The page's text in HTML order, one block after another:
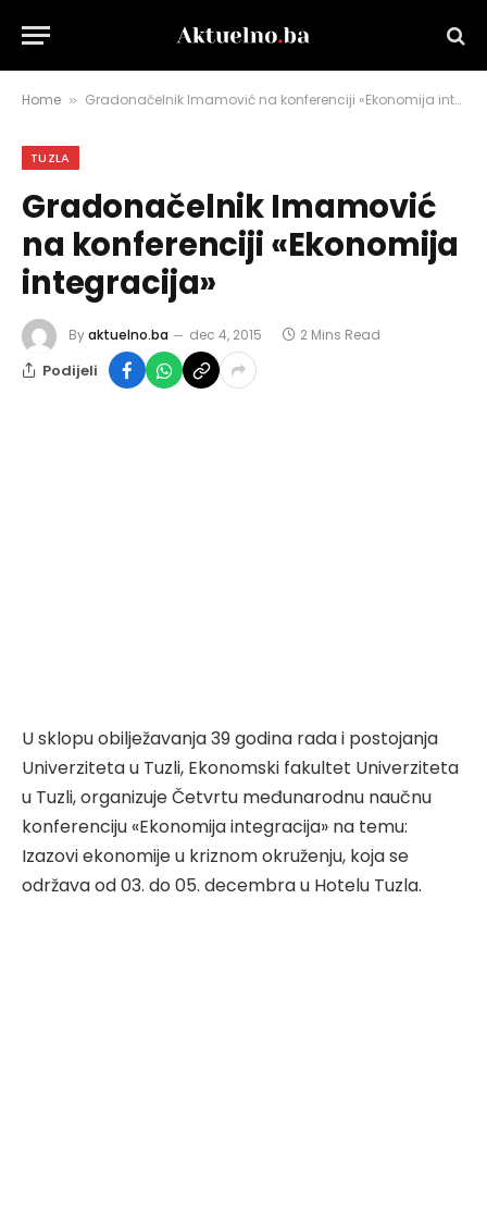
Home » Gradonačelnik Imamović na konferenciji «Ekonomija integracija»
TUZLA
Gradonačelnik Imamović
na konferenciji «Ekonomija
integracija»
Byaktuelno.ba dec 4, 2015 2 Mins Read
Podijeli
U sklopu obilježavanja 39 godina rada i postojanja
Univerziteta u Tuzli, Ekonomski fakultet Univerziteta
u Tuzli, organizuje Četvrtu međunarodnu naučnu
konferenciju «Ekonomija integracija» na temu:
Izazovi ekonomije u kriznom okruženju, koja se
održava od 03. do 05. decembra u Hotelu Tuzla.